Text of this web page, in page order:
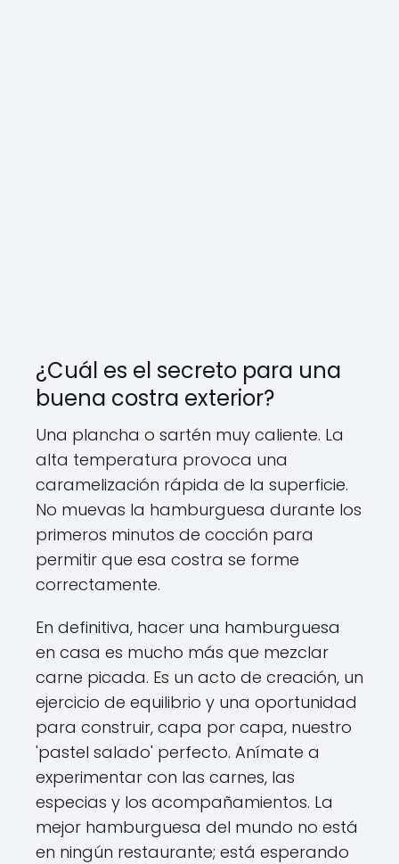
¿Cuál es el secreto para una
buena costra exterior?
Una plancha o sartén muy caliente. La
alta temperatura provoca una
caramelización rápida de la superficie.
No muevas la hamburguesa durante los
primeros minutos de cocción para
permitir que esa costra se forme
correctamente.
En definitiva, hacer una hamburguesa
en casa es mucho más que mezclar
carne picada. Es un acto de creación, un
ejercicio de equilibrio y una oportunidad
para construir, capa por capa, nuestro
'pastel salado' perfecto. Anímate a
experimentar con las carnes, las
especias y los acompañamientos. La
mejor hamburguesa del mundo no está
en ningún restaurante; está esperando